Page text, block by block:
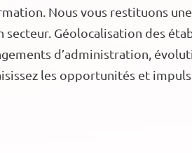
Nous vous restituons
secteur. Géolocalisation des
d’administration,
les opportunités et